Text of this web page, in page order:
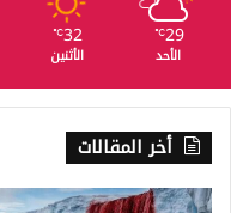
29
℃
الأحد
32
℃
الأثنين
أخر المقالات